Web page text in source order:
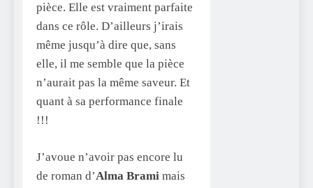
pièce. Elle est vraiment parfaite
dans ce rôle. D’ailleurs j’irais
même jusqu’à dire que, sans
elle, il me semble que la pièce
n’aurait pas la même saveur. Et
quant à sa performance finale
!!!
J’avoue n’avoir pas encore lu
de roman d’Alma Brami mais